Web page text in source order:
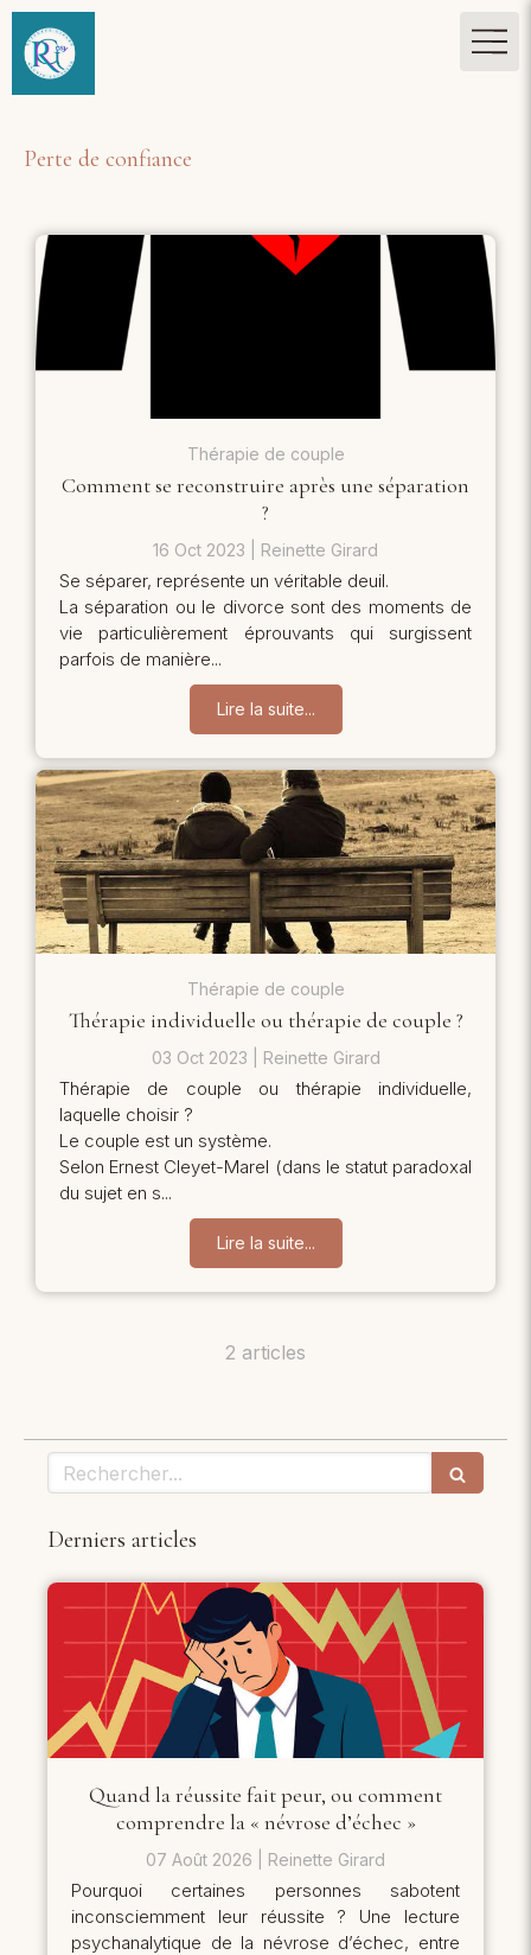
Perte de confiance
Thérapie de couple
Comment se reconstruire après une séparation
?
16 Oct 2023 Reinette Girard
Se séparer, représente un véritable deuil.
La séparation ou le divorce sont des moments de
vie particulièrement éprouvants qui surgissent
parfois de manière...
Lire la suite...
Thérapie de couple
Thérapie individuelle ou thérapie de couple ?
03 Oct 2023 Reinette Girard
Thérapie de couple ou thérapie individuelle,
laquelle choisir ?
Le couple est un système.
Selon Ernest Cleyet-Marel (dans le statut paradoxal
du sujet en s...
Lire la suite...
2 articles
Rechercher
Derniers articles
Quand la réussite fait peur, ou comment
comprendre la « névrose d’échec »
07 Août 2026 Reinette Girard
Pourquoi certaines personnes sabotent
inconsciemment leur réussite ? Une lecture
psychanalytique de la névrose d’échec, entre